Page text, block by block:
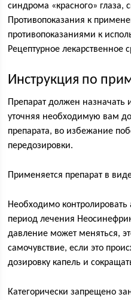
синдрома «красного» глаза,
Противопоказания к
противопоказаниями к
Рецептурное лекарственное
Инструкция по
Препарат должен назначать
уточняя необходимую вам
препарата, во избежание
передозировки.
Применяется препарат в
Необходимо
период лечения
давление может меняться,
самочувствие, если это
дозировку капель и
Категорически запрещено